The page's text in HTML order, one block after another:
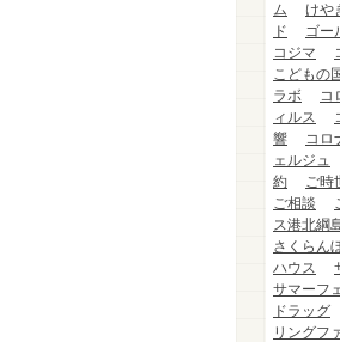
ム
けや
ド
ゴー
コジマ
こどもの
ラボ
コ
ィルス
響
コロ
ェルジュ
約
ご時
ご相談
ス港北綱
さくらん
ハウス
サマーフ
ドラッグ
リングフ